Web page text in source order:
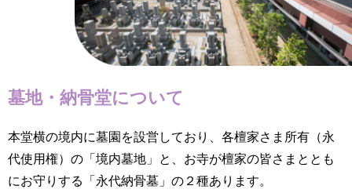
墓地・納骨堂について
本堂横の境内に墓園を設営しており、各檀家さま所有（永
代使用権）の「境内墓地」と、お寺が檀家の皆さまととも
にお守りする「永代納骨墓」の２種あります。